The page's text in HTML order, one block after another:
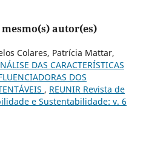
autor(es)
Colares, Patrícia Mattar,
DAS CARACTERÍSTICAS
DOS
, REUNIR Revista de
e Sustentabilidade: v. 6